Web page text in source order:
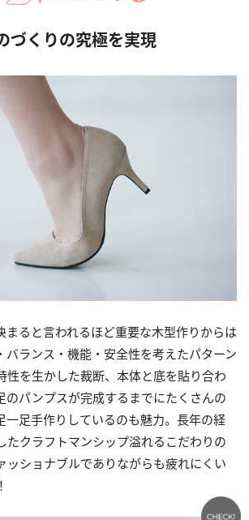
づくりの究極を実現
まると言われるほど重要な木型作りからは
バランス・機能・安全性を考えたパターン
性を生かした裁断、本体と底を貼り合わ
のパンプスが完成するまでにたくさんの
一足手作りしているのも魅力。長年の経
たクラフトマンシップ溢れるこだわりの
ッショナブルでありながらも疲れにくい